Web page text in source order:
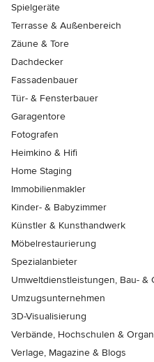
Spielgeräte
Terrasse & Außenbereich
Zäune & Tore
Dachdecker
Fassadenbauer
Tür- & Fensterbauer
Garagentore
Fotografen
Heimkino & Hifi
Home Staging
Immobilienmakler
Kinder- & Babyzimmer
Künstler & Kunsthandwerk
Möbelrestaurierung
Spezialanbieter
Umweltdienstleistungen, Bau- &
Umzugsunternehmen
3D-Visualisierung
Verbände, Hochschulen &
Verlage, Magazine & Blogs